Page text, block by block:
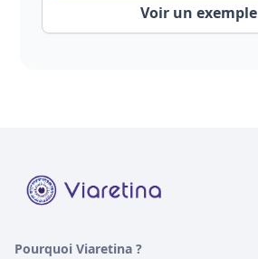
Voir un exemple
Pourquoi Viaretina ?